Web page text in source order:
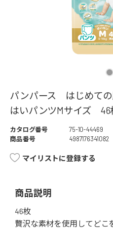
パンパース はじめて
はいパンツMサイズ 46
カタログ番号
75-10-44469
商品番号
4987176341082
マイリストに登録する
商品説明
46枚
贅沢な素材を使用してどこ